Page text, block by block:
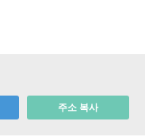
주소 복사